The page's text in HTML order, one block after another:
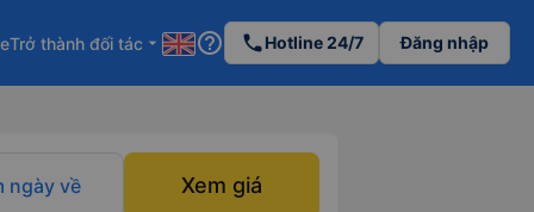
Trở thành đối tác arrow_drop_down help_outline phoneHotline 24/7 Đăng nhập
ngày về Xem giá